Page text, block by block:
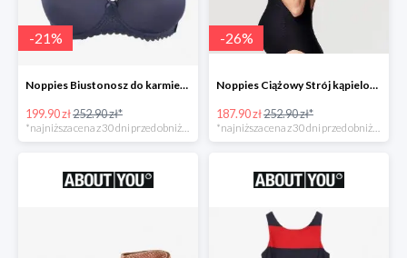
-21%
Noppies Biustonosz do karmienia 'Geo Lace' -21%
199.90 zł252.90 zł*
-26%
Noppies Ciążowy Strój kąpielowy 'Bibi' -26%
187.90 zł252.90 zł*